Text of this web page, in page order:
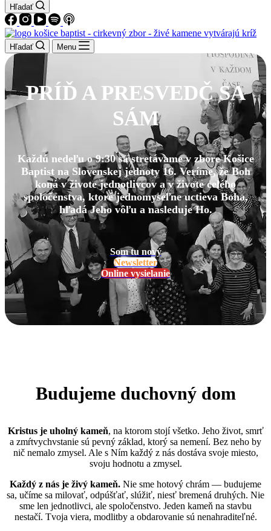
Hľadať
Hľadať Menu
PRÍĎ A PRESVEDČ SA
SÁM
Každú nedeľu o 9:30 sa stretávame v zbore Košice
Baptist na Slovenskej jednoty 16. Veríme, že Boh
koná v živote jednotlivcov a v živote celého
spoločenstva, ktoré jednomyseľne uctieva Boha,
hľadá Jeho vôľu a nasleduje Ho.
Som tu nový
Newsletter
Online vysielanie
Budujeme duchovný dom
Kristus je uholný kameň, na ktorom stojí všetko. Jeho život, smrť
a zmŕtvychvstanie sú pevný základ, ktorý sa nemení. Bez neho by
nič nemalo zmysel. Ale s Ním každý z nás dostáva svoje miesto,
svoju hodnotu a zmysel.
Každý z nás je živý kameň. Nie sme hotový chrám — budujeme
sa, učíme sa milovať, odpúšťať, slúžiť, niesť bremená druhých. Nie
sme len jednotlivci, ale spoločenstvo. Jeden kameň na stavbu
nestačí. Tvoja viera, modlitby a obdarovanie sú nenahraditeľné.